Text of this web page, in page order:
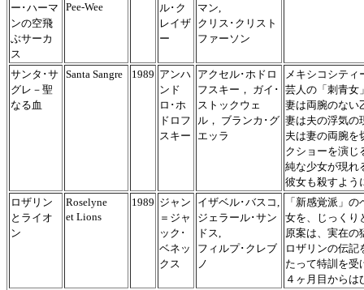
ー･ハーマ
ンの空飛
ぶサーカ
ス
Pee-Wee
ル･ク
レイザ
ー
マン,
クリス･クリスト
ファーソン
サンタ･サ
グレ－聖
なる血
Santa Sangre 1989 アンハ
ンド
ロ･ホ
ドロフ
スキー
アクセル･ホドロ
フスキー， ガイ･
ストックウェ
ル， ブランカ･グ
エッラ
メキシコシティ
芸人の「刺青女
妻は両腕のない
妻は夫の浮気の
夫は妻の両腕を
クショーを演じ
純な少女が現れ
彼女も殺すよう
ロザリン
とライオ
ン
Roselyne
et Lions
1989 ジャン
＝ジャ
ック･
ベネッ
クス
イザベル･バスコ,
ジェラール･サン
ドス,
フィルプ･クレブ
ノ
「新感覚派」
女を、じっくり
原案は、実在の
ロザリンの伝記
たって特訓を受
４ヶ月目から